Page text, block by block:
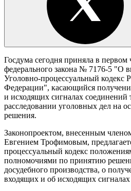
Госдума сегодня приняла в первом
федерального закона № 7176-5 "О
Уголовно-процессуальный кодекс
Федерации", касающийся
и исходящих сигналах соединений
расследовании уголовных дел на
решения.
Законопроектом, внесенным
Евгением Трофимовым,
процессуальный кодекс
полномочиями по принятию
досудебного производства, о
входящих и об исходящих